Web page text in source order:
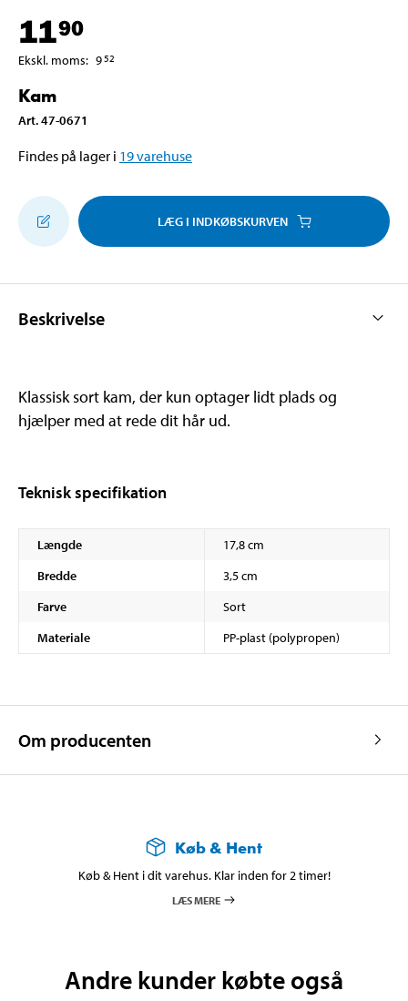
1190
Ekskl. moms: 952
Kam
Art.47-0671
Findes på lager i 19varehuse
LÆG I INDKØBSKURVEN
Beskrivelse
Klassisk sort kam, der kun optager lidt plads og
hjælper med at rede dit hår ud.
Teknisk specifikation
Længde
17,8 cm
Bredde
3,5 cm
Farve
Sort
Materiale
PP-plast (polypropen)
Om producenten
Køb & Hent
Køb & Hent i dit varehus. Klar inden for 2 timer!
LÆS MERE
Andre kunder købte også